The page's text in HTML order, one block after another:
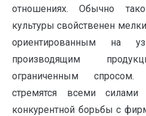
отношениях. Обычно
культуры свойственен
ориентированным на
производящим
ограниченным
стремятся всеми
конкурентной борьбы с